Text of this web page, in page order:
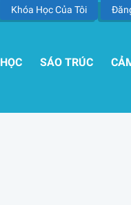
Khóa Học Của Tôi
SÁO TRÚC